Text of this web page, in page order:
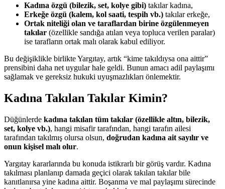
Kadına özgü (bilezik, set, kolye gibi) takılar kadına,
Erkeğe özgü (kalem, kol saati, tespih vb.) takılar erkeğe,
Ortak niteliği olan ve taraflardan birine özgülenmeyen
takılar (özellikle sandığa atılan veya topluca verilen paralar)
ise tarafların ortak malı olarak kabul ediliyor.
Bu değişiklikle birlikte Yargıtay, artık “kime takıldıysa ona aittir”
prensibini daha net uygular hale geldi. Bunun amacı adil paylaşımı
sağlamak ve gereksiz hukuki uyuşmazlıkları önlemektir.
Kadına Takılan Takılar Kimin?
Düğünlerde kadına takılan tüm takılar (özellikle altın, bilezik,
set, kolye vb.), hangi misafir tarafından, hangi tarafın ailesi
tarafından takılmış olursa olsun, doğrudan kadına ait sayılır ve
onun kişisel malı olur.
Yargıtay kararlarında bu konuda istikrarlı bir görüş vardır. Kadına
takılması planlanıp damada geçici olarak takılan takılar bile
kanıtlanırsa yine kadına aittir. Boşanma ve mal paylaşımı sürecinde